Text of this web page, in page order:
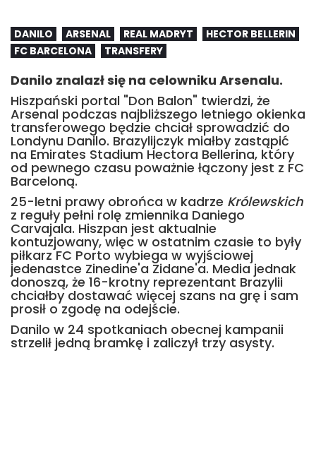
DANILO ARSENAL REAL MADRYT
HECTOR BELLERIN
FC BARCELONA
TRANSFERY
Danilo znalazł się na celowniku Arsenalu.
Hiszpański portal "Don Balon" twierdzi, że
Arsenal podczas najbliższego letniego okienka
transferowego będzie chciał sprowadzić do
Londynu Danilo. Brazylijczyk miałby zastąpić
na Emirates Stadium Hectora Bellerina, który
od pewnego czasu poważnie łączony jest z FC
Barceloną.
25-letni prawy obrońca w kadrze Królewskich
z reguły pełni rolę zmiennika Daniego
Carvajala. Hiszpan jest aktualnie
kontuzjowany, więc w ostatnim czasie to były
piłkarz FC Porto wybiega w wyjściowej
jedenastce Zinedine'a Zidane'a. Media jednak
donoszą, że 16-krotny reprezentant Brazylii
chciałby dostawać więcej szans na grę i sam
prosił o zgodę na odejście.
Danilo w 24 spotkaniach obecnej kampanii
strzelił jedną bramkę i zaliczył trzy asysty.